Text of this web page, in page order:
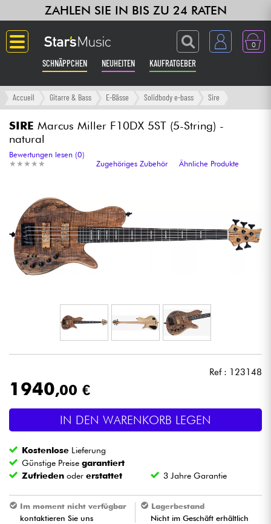
ZAHLEN SIE IN BIS ZU 24 RATEN
0
SCHNÄPPCHEN NEUHEITEN KAUFRATGEBER
Langue
Gitarre & Bass
Verstärker & Effekte
Synths & samplers
Studio
Mikros
Licht
Blasinstrumente
Violinen & Quartett
Accueil Gitarre & Bass E-Bässe Solidbody e-bass Sire
SIRE Marcus Miller F10DX 5ST (5-String) -
natural
★ ★ ★ ★ ★
★ ★ ★ ★ ★
Bewertungen lesen (0)
Zugehöriges Zubehör
Ähnliche Produkte
Ref : 123148
1940,00 €
IN DEN WARENKORB LEGEN
Kostenlose Lieferung
Günstige Preisegarantiert
Zufrieden odererstattet 3 Jahre Garantie
Im moment nicht verfügbar
kontaktieren Sie uns
Lagerbestand
Nicht im Geschäft erhältlich